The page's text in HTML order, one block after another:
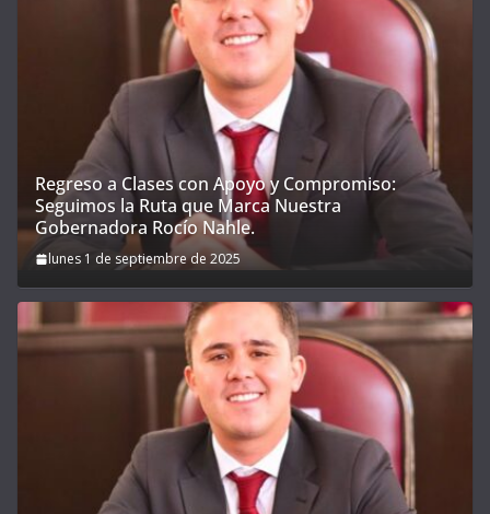
Regreso a Clases con Apoyo y Compromiso:
Seguimos la Ruta que Marca Nuestra
Gobernadora Rocío Nahle.
lunes 1 de septiembre de 2025